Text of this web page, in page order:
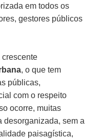
em todos os
gestores públicos
crescente
, o que tem
públicas,
com o respeito
ocorre, muitas
desorganizada, sem a
paisagística,